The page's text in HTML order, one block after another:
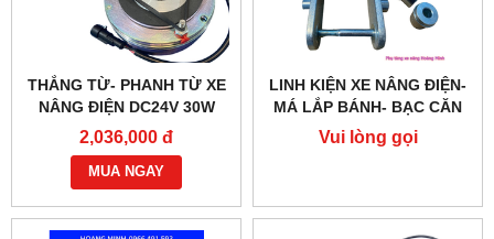
THẮNG TỪ- PHANH TỪ XE
NÂNG ĐIỆN DC24V 30W
G218-REB-04-10B
2,036,000 đ
MUA NGAY
LINH KIỆN XE NÂNG ĐIỆN-
MÁ LẮP BÁNH- BẠC CĂN
Vui lòng gọi